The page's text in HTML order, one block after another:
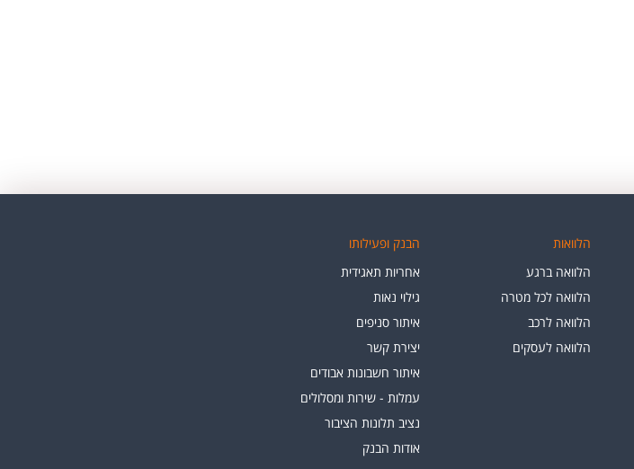
הלוואות
הלוואה ברגע
הלוואה לכל מטרה
הלוואה לרכב
הלוואה לעסקים
הבנק ופעילותו
אחריות תאגידית
גילוי נאות
איתור סניפים
יצירת קשר
איתור חשבונות אבודים
עמלות - שירות ומסלולים
נציב תלונות הציבור
אודות הבנק